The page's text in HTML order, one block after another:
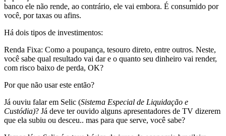
banco ele não rende, ao contrário, ele vai embora. É consumido por
você, por taxas ou afins.
Há dois tipos de investimentos:
Renda Fixa: Como a poupança, tesouro direto, entre outros. Neste,
você sabe qual resultado vai dar e o quanto seu dinheiro vai render,
com risco baixo de perda, OK?
Por que não usar este então?
Já ouviu falar em Selic (Sistema Especial de Liquidação e
Custódia)? Já deve ter ouvido alguns apresentadores de TV dizerem
que ela subiu ou desceu.. mas para que serve, você sabe?